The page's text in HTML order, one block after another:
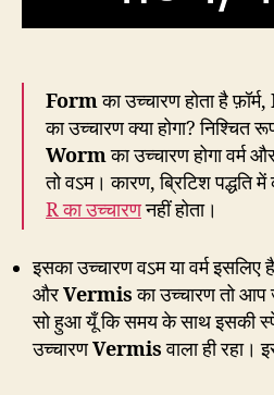
Formका उच्चारण होता है फ़ॉर्म,
का उच्चारण क्या होगा? निश्चित
Wormका उच्चारण होगा वर्म
तो वऽम। कारण, ब्रिटिश
R का उच्चारणनहीं होता।
इसका उच्चारण वऽम या वर्म इसलिए
औरVermisका उच्चारण तो आप
सो हुआ यूँ कि समय के साथ इसकी
उच्चारणVermisवाला ही रहा।